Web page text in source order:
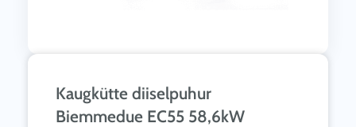
Kaugkütte diiselpuhur
Biemmedue EC55 58,6kW